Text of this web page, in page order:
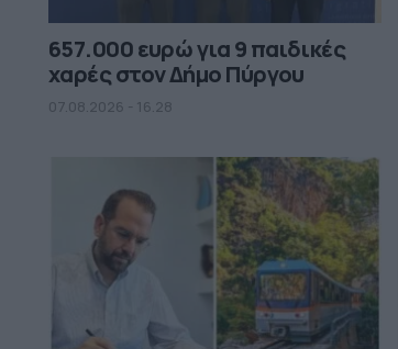
657.000 ευρώ για 9 παιδικές
χαρές στον Δήμο Πύργου
07.08.2026 - 16.28